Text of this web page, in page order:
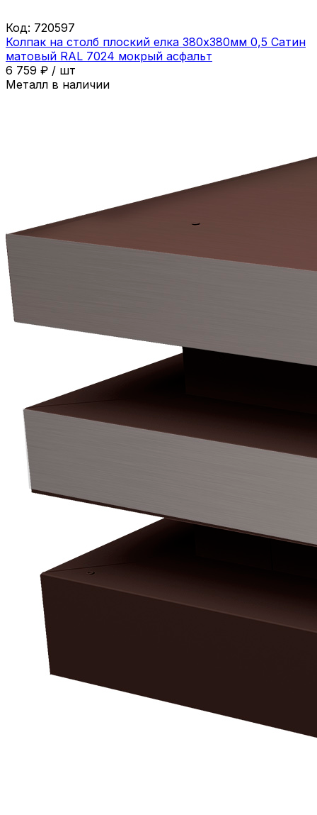
Код: 720597
Колпак на столб плоский елка 380х380мм 0,5 Сатин
матовый RAL 7024 мокрый асфальт
6 759 ₽ / шт
Металл в наличии